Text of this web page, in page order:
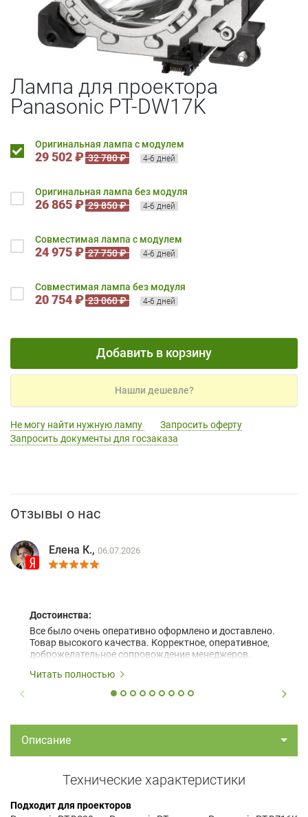
Лампа для проектора
Panasonic PT-DW17K
Оригинальная лампа с модулем
29 502 ₽ 32 780 ₽ 4-6 дней
Оригинальная лампа без модуля
26 865 ₽ 29 850 ₽ 4-6 дней
Совместимая лампа с модулем
24 975 ₽ 27 750 ₽ 4-6 дней
Совместимая лампа без модуля
20 754 ₽ 23 060 ₽ 4-6 дней
Добавить в корзину
Нашли дешевле?
Не могу найти нужную лампу
Запросить оферту
Запросить документы для госзаказа
Отзывы о нас
Елена К., 06.07.2026
Достоинства:
Все было очень оперативно оформлено и доставлено.
Товар высокого качества. Корректное, оперативное,
доброжелательное сопровождение менеджеров.
Читать полностью
Описание
Технические характеристики
Подходит для проекторов